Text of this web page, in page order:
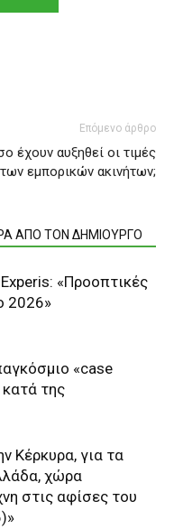
Επόμενο άρθρο
έχουν αυξηθεί οι τιμές
των εμπορικών ακινήτων;
ΑΠΟ ΤΟΝ ΔΗΜΙΟΥΡΓΟ
«Προοπτικές
2026»
«case
της
Κέρκυρα, για τα
χώρα
στις αφίσες του